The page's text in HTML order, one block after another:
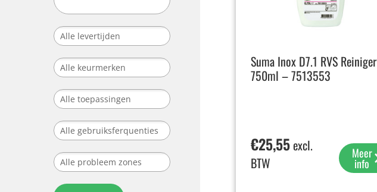
Suma Inox D7.1 RVS Reiniger
750ml – 7513553
€25,55excl.
BTW
Meer
info